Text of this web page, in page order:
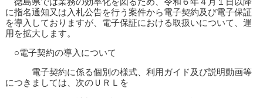
に指名通知又は入札公告を行う案件から電子契約及び電子保証
を導入しておりますが、電子保証における取扱いについて、運
用を拡大します。
○電子契約の導入について
電子契約に係る個別の様式、利用ガイド及び説明動画等
につきましては、次のＵＲＬを